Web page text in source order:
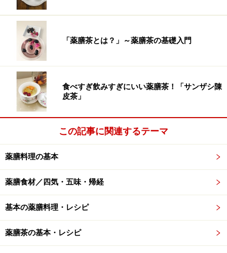
「薬膳茶とは？」～薬膳茶の基礎入門
食べすぎ飲みすぎにいい薬膳茶！「サンザシ陳
皮茶」
この記事に関連するテーマ
薬膳料理の基本
薬膳食材／四気・五味・帰経
基本の薬膳料理・レシピ
薬膳茶の基本・レシピ